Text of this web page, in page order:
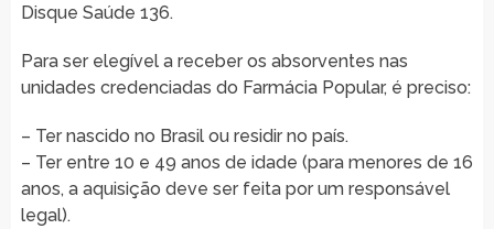
Disque Saúde 136.
Para ser elegível a receber os absorventes nas
unidades credenciadas do Farmácia Popular, é preciso:
– Ter nascido no Brasil ou residir no país.
– Ter entre 10 e 49 anos de idade (para menores de 16
anos, a aquisição deve ser feita por um responsável
legal).